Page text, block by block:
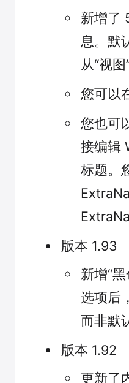
新增了
息。默
从“视
您可以
您也可
接编辑
标题。
版本 1.93
新增“
选项后
而非默
版本 1.92
更新了